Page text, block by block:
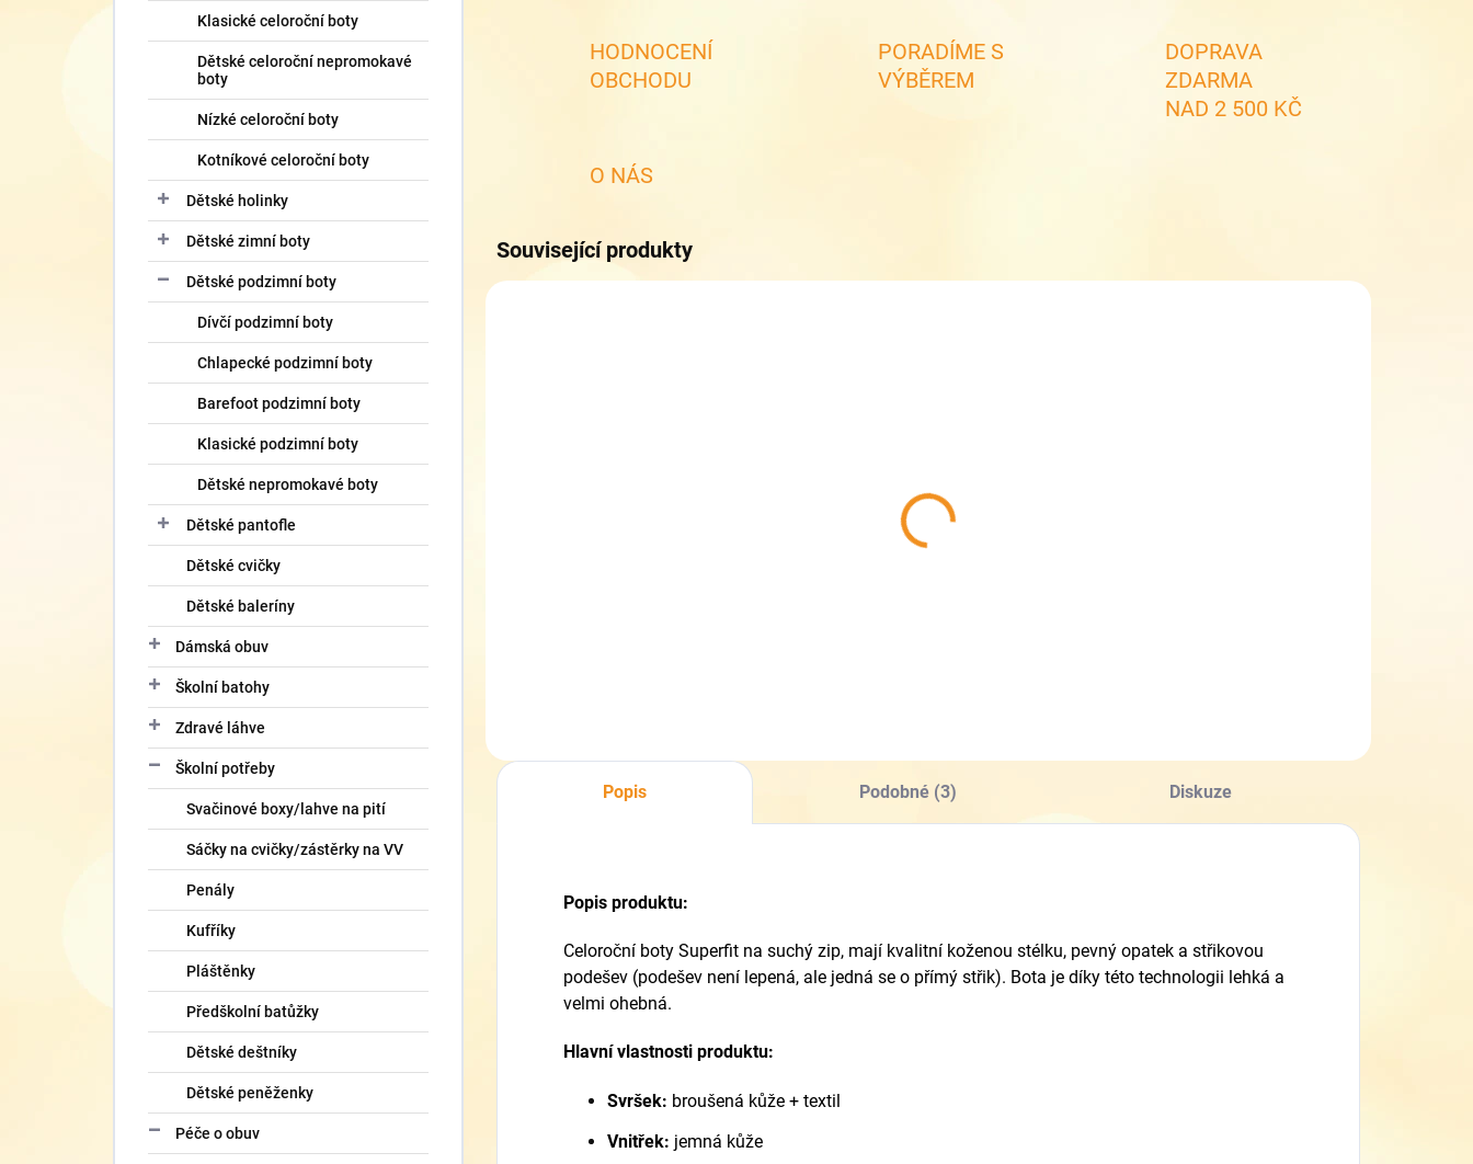
Klasické celoroční boty
Dětské celoroční nepromokavé
boty
Nízké celoroční boty
Kotníkové celoroční boty
Dětské holinky
Dětské zimní boty
Dětské podzimní boty
Dívčí podzimní boty
Chlapecké podzimní boty
Barefoot podzimní boty
Klasické podzimní boty
Dětské nepromokavé boty
Dětské pantofle
Dětské cvičky
Dětské baleríny
Dámská obuv
Školní batohy
Zdravé láhve
Školní potřeby
Svačinové boxy/lahve na pití
Sáčky na cvičky/zástěrky na VV
Penály
Kufříky
Pláštěnky
Předškolní batůžky
Dětské deštníky
Dětské peněženky
Péče o obuv
HODNOCENÍ
OBCHODU
PORADÍME S
VÝBĚREM
DOPRAVA
ZDARMA
NAD 2 500 KČ
O NÁS
Související produkty
Popis Podobné (3) Diskuze
Popis produktu:
Celoroční boty Superfit na suchý zip, mají kvalitní koženou stélku, pevný opatek a střikovou
podešev (podešev není lepená, ale jedná se o přímý střik). Bota je díky této technologii lehká a
velmi ohebná.
Hlavní vlastnosti produktu:
Svršek: broušená kůže + textil
Vnitřek: jemná kůže